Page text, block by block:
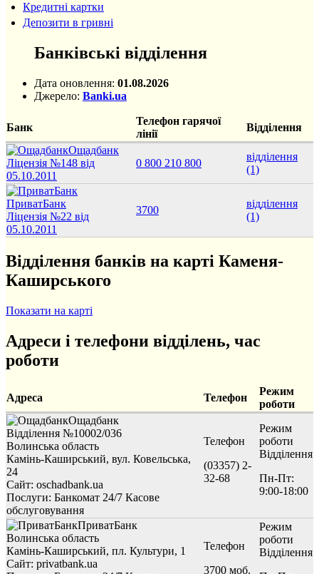
Кредитні картки
Депозити в гривні
Банківські відділення
Дата оновлення: 01.08.2026
Джерело: Banki.ua
Банк
Телефон гарячої
лінії
Відділення
Ощадбанк
Ліцензія №148 від
05.10.2011
0 800 210 800
відділення
(1)
ПриватБанк
Ліцензія №22 від
05.10.2011
3700
відділення
(1)
Відділення банків на карті Каменя-
Каширського
Показати на карті
Адреси і телефони відділень, час
роботи
Адреса Телефон
Режим
роботи
Ощадбанк
Відділення №10002/036
Волинська область
Камінь-Каширський, вул. Ковельська,
24
Сайт: oschadbank.ua
Послуги: Банкомат 24/7 Касове
обслуговування
Телефон
(03357) 2-
32-68
Режим
роботи
Відділення
Пн-Пт:
9:00-18:00
ПриватБанк
Волинська область
Камінь-Каширський, пл. Культури, 1
Сайт: privatbank.ua
Телефон
3700 моб.
Режим
роботи
Відділення